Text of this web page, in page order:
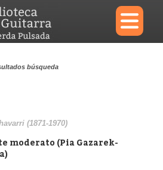
×
Diccionario
búsqueda
(1871-1970)
moderato (Pia Gazarek-